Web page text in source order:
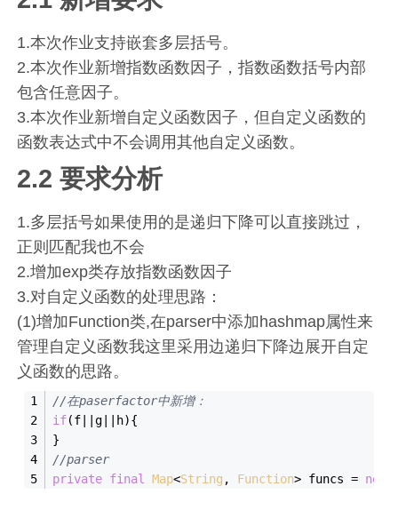
1.本次作业支持嵌套多层括号。
2.本次作业新增指数函数因子，指数函数括号内部
包含任意因子。
3.本次作业新增自定义函数因子，但自定义函数的
函数表达式中不会调用其他自定义函数。
2.2 要求分析
1.多层括号如果使用的是递归下降可以直接跳过，
正则匹配我也不会
2.增加exp类存放指数函数因子
3.对自定义函数的处理思路：
(1)增加Function类,在parser中添加hashmap属性来
管理自定义函数我这里采用边递归下降边展开自定
义函数的思路。
//在paserfactor中新增：
if(f||g||h){
}
//parser
private final Map<String , Function> funcs = new